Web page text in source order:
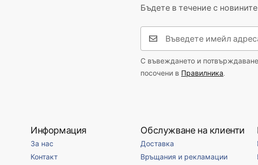
Бъдете в течение с
С въвеждането и
посочени в Правилника.
Информация
За нас
Контакт
Обслужване на клиенти
Доставка
Връщания и рекламации